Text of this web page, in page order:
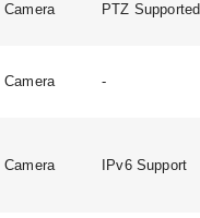
Camera PTZ Supported
Camera -
Camera IPv6 Support